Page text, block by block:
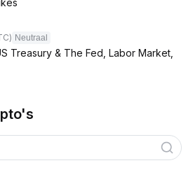
Neutraal
Treasury & The Fed, Labor Market,